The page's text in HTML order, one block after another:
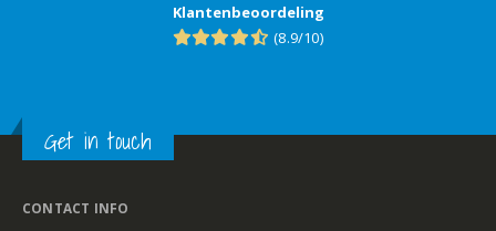
Klantenbeoordeling
(8.9/10)
Get in touch
CONTACT INFO